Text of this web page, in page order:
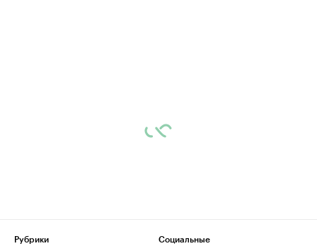
Рубрики
Социальные